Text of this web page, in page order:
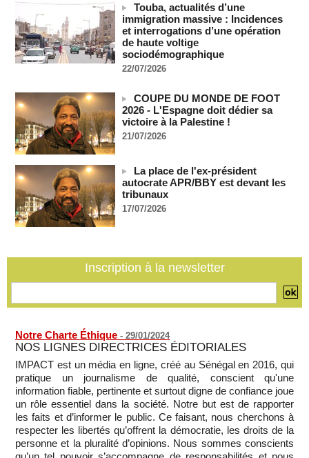
La Centrafrique et le Cameroun apaisent les tensions après
un incident frontalier
06/08/2026 -
Vu & Lu sur X - Donald Trump dans le piège à milliards de la
Urbanisation rapide - Le délégué de quartier face aux défis
d'une banlieue durable
06/08/2026 -
Cameroun : des migrants expulsés des États-Unis
Washington
06/08/2026 -
La Russie dénonce une « persécution politique » après
l'expulsion de la chroniqueuse Xenia Fedorova par la France
06/08/2026 -
Touba, actualités d’une
immigration massive : Incidences
et interrogations d’une opération
de haute voltige
sociodémographique
22/07/2026
COUPE DU MONDE DE FOOT
2026 - L'Espagne doit dédier sa
victoire à la Palestine !
21/07/2026
La place de l'ex-président
autocrate APR/BBY est devant les
tribunaux
17/07/2026
Inscription à la newsletter
Notre Charte Éthique - 29/01/2024
NOS LIGNES DIRECTRICES ÉDITORIALES
IMPACT est un média en ligne, créé au Sénégal en 2016, qui
pratique un journalisme de qualité, conscient qu'une
information fiable, pertinente et surtout digne de confiance joue
un rôle essentiel dans la société. Notre but est de rapporter
les faits et d’informer le public. Ce faisant, nous cherchons à
respecter les libertés qu’offrent la démocratie, les droits de la
personne et la pluralité d’opinions. Nous sommes conscients